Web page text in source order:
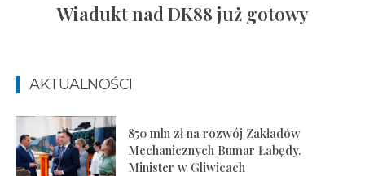
Wiadukt nad DK88 już gotowy
AKTUALNOŚCI
850 mln zł na rozwój Zakładów
Mechanicznych Bumar Łabędy.
Minister w Gliwicach